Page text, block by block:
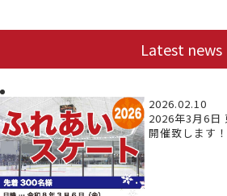
Latest news
2026.02.10
2026年3月6日
開催致します